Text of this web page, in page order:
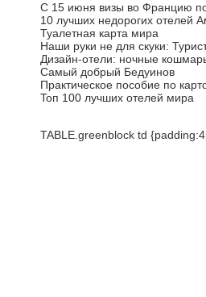
С 15 июня визы во Францию
10 лучших недорогих отелей
Туалетная карта мира
Наши руки не для скуки:
Дизайн-отели: ночные
Самый добрый Бедуинов
Практическое пособие по
Toп 100 лучших отелей мира
TABLE.greenblock td